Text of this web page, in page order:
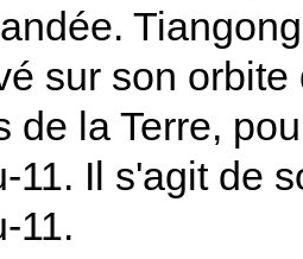
sur son
de la Terre,
11. Il s'agit de
11.